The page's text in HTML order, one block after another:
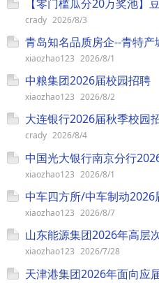
crady 2026/8/3
xiaozhao123 2026/8/1
中粮集团2026届校园招聘
xiaozhao123 2026/8/2
大连银行2026届秋季校园
crady 2026/8/4
中国光大银行南京分行
xiaozhao123 2026/8/1
中车四方所/中车制动
xiaozhao123 2026/8/7
山东能源集团2026年高层
xiaozhao123 2026/7/28
天津港集团2026年面向应